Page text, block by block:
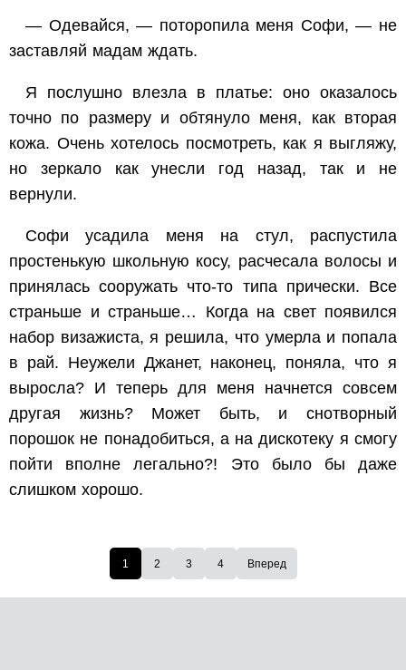
— Одевайся, — поторопила меня Софи, — не
заставляй мадам ждать.
Я послушно влезла в платье: оно оказалось
точно по размеру и обтянуло меня, как вторая
кожа. Очень хотелось посмотреть, как я выгляжу,
но зеркало как унесли год назад, так и не
вернули.
Софи усадила меня на стул, распустила
простенькую школьную косу, расчесала волосы и
принялась сооружать что-то типа прически. Все
страньше и страньше… Когда на свет появился
набор визажиста, я решила, что умерла и попала
в рай. Неужели Джанет, наконец, поняла, что я
выросла? И теперь для меня начнется совсем
другая жизнь? Может быть, и снотворный
порошок не понадобиться, а на дискотеку я смогу
пойти вполне легально?! Это было бы даже
слишком хорошо.
1 2 3 4 Вперед